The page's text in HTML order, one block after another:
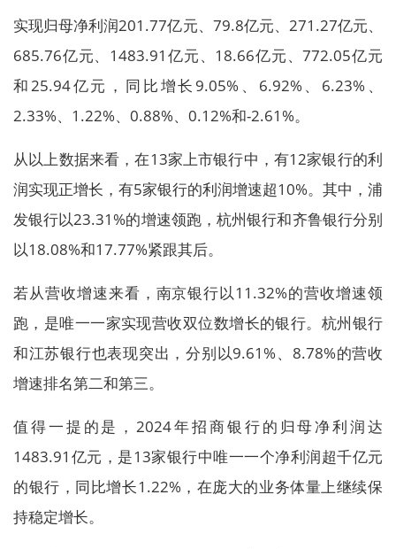
实现归母净利润201.77亿元、79.8亿元、271.27亿元、
685.76亿元、1483.91亿元、18.66亿元、772.05亿元
和25.94亿元，同比增长9.05%、6.92%、6.23%、
2.33%、1.22%、0.88%、0.12%和-2.61%。
从以上数据来看，在13家上市银行中，有12家银行的利
润实现正增长，有5家银行的利润增速超10%。其中，浦
发银行以23.31%的增速领跑，杭州银行和齐鲁银行分别
以18.08%和17.77%紧跟其后。
若从营收增速来看，南京银行以11.32%的营收增速领
跑，是唯一一家实现营收双位数增长的银行。杭州银行
和江苏银行也表现突出，分别以9.61%、8.78%的营收
增速排名第二和第三。
值得一提的是，2024年招商银行的归母净利润达
1483.91亿元，是13家银行中唯一一个净利润超千亿元
的银行，同比增长1.22%，在庞大的业务体量上继续保
持稳定增长。